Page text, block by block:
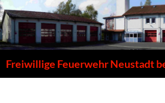
Zum
Inhalt
springen
Freiwillige Feuerwehr Neustadt